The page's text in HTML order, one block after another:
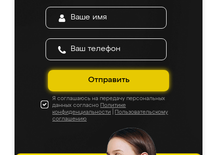
Отправить
Я соглашаюсь на передачу персональных
данных согласно Политике
конфиденциальности
Пользовательскому
соглашению